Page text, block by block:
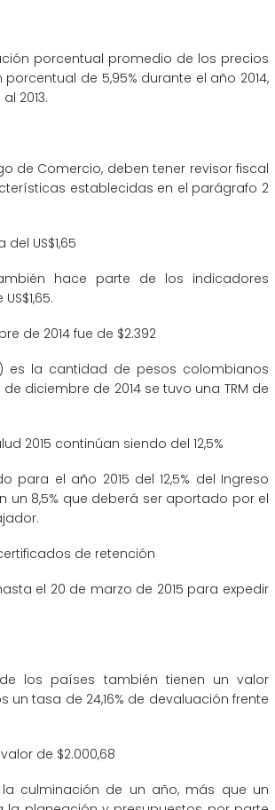
porcentual promedio de los precios
de 5,95% durante el año 2014,
2013.
de Comercio, deben tener revisor fiscal
establecidas en el parágrafo 2
US$1,65
hace parte de los indicadores
de 2014 fue de $2.392
es la cantidad de pesos colombianos
diciembre de 2014 se tuvo una TRM de
2015 continúan siendo del 12,5%
para el año 2015 del 12,5% del Ingreso
un 8,5% que deberá ser aportado por el
de retención
el 20 de marzo de 2015 para expedir
los países también tienen un valor
un tasa de 24,16% de devaluación frente
de $2.000,68
culminación de un año, más que un